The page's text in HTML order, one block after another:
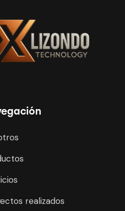
realizados